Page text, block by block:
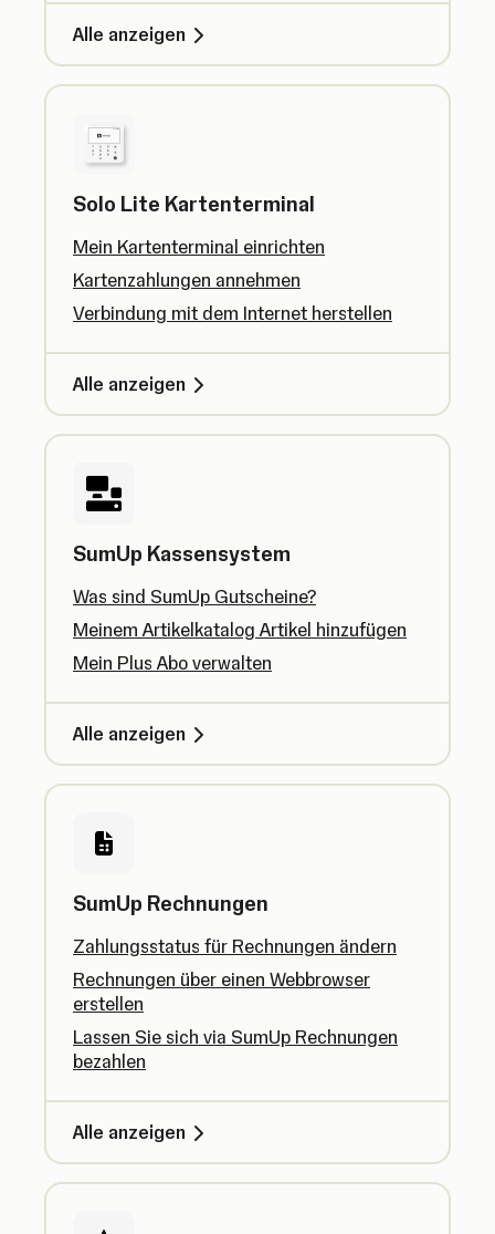
Alle anzeigen
Solo Lite Kartenterminal
Mein Kartenterminal einrichten
Kartenzahlungen annehmen
Verbindung mit dem Internet herstellen
Alle anzeigen
SumUp Kassensystem
Was sind SumUp Gutscheine?
Meinem Artikelkatalog Artikel hinzufügen
Mein Plus Abo verwalten
Alle anzeigen
SumUp Rechnungen
Zahlungsstatus für Rechnungen ändern
Rechnungen über einen Webbrowser
erstellen
Lassen Sie sich via SumUp Rechnungen
bezahlen
Alle anzeigen